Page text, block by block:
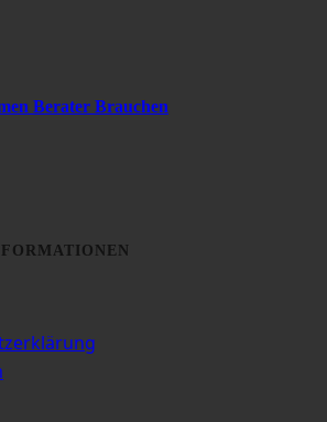
Berater Brauchen